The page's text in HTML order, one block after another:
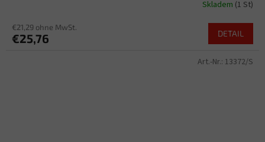
Skladem (1 St)
€21,29 ohne MwSt.
€25,76 DETAIL
Art.-Nr.: 13372/S